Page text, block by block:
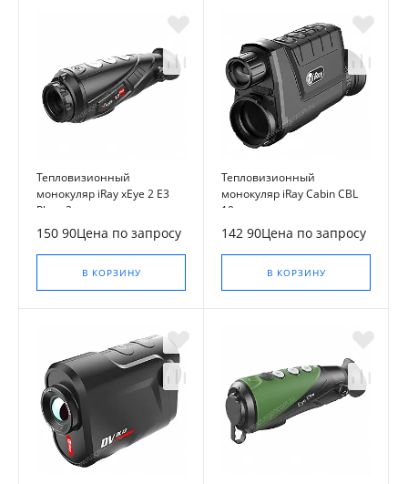
Тепловизионный
монокуляр iRay xEye 2 E3
Plus v2
150 90Цена по запросу
В КОРЗИНУ
Тепловизионный
монокуляр iRay Cabin CBL
19
142 90Цена по запросу
В КОРЗИНУ